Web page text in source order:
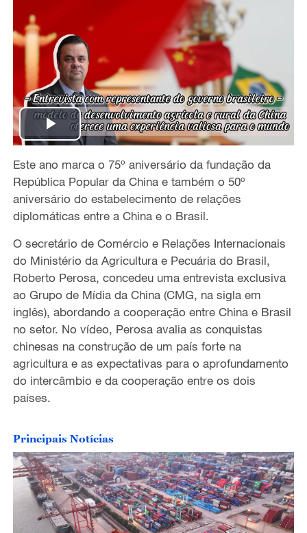
P
l
a
V
i
d
e
o
Este ano marca o 75º aniversário da fundação da
República Popular da China e também o 50º
aniversário do estabelecimento de relações
diplomáticas entre a China e o Brasil.
O secretário de Comércio e Relações Internacionais
do Ministério da Agricultura e Pecuária do Brasil,
Roberto Perosa, concedeu uma entrevista exclusiva
ao Grupo de Mídia da China (CMG, na sigla em
inglês), abordando a cooperação entre China e Brasil
no setor. No vídeo, Perosa avalia as conquistas
chinesas na construção de um país forte na
agricultura e as expectativas para o aprofundamento
do intercâmbio e da cooperação entre os dois
países.
Principais Notícias